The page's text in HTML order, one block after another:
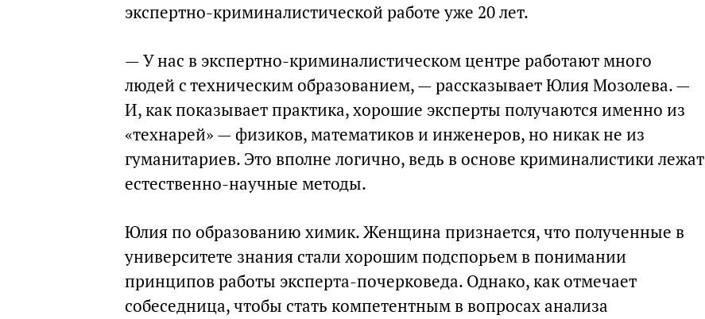
экспертно-криминалистической работе уже 20 лет.
— У нас в экспертно-криминалистическом центре работают много
людей с техническим образованием, — рассказывает Юлия Мозолева. —
И, как показывает практика, хорошие эксперты получаются именно из
«технарей» — физиков, математиков и инженеров, но никак не из
гуманитариев. Это вполне логично, ведь в основе криминалистики лежат
естественно-научные методы.
Юлия по образованию химик. Женщина признается, что полученные в
университете знания стали хорошим подспорьем в понимании
принципов работы эксперта-почерковеда. Однако, как отмечает
собеседница, чтобы стать компетентным в вопросах анализа